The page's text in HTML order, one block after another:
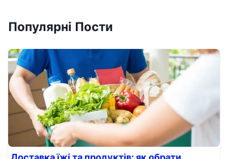
Популярні Пости